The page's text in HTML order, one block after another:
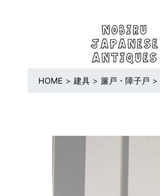
HOME > 建具 > 簾戸・障子戸 >